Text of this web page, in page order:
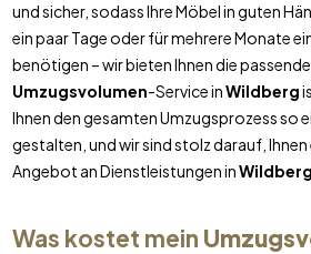
und sicher, sodass Ihre Möbel in guten
ein paar Tage oder für mehrere Monate
benötigen – wir bieten Ihnen die
Umzugsvolumen-Service inWildberg
Ihnen den gesamten Umzugsprozess so
gestalten, und wir sind stolz darauf,
Angebot an Dienstleistungen inWildberg
Was kostet mein